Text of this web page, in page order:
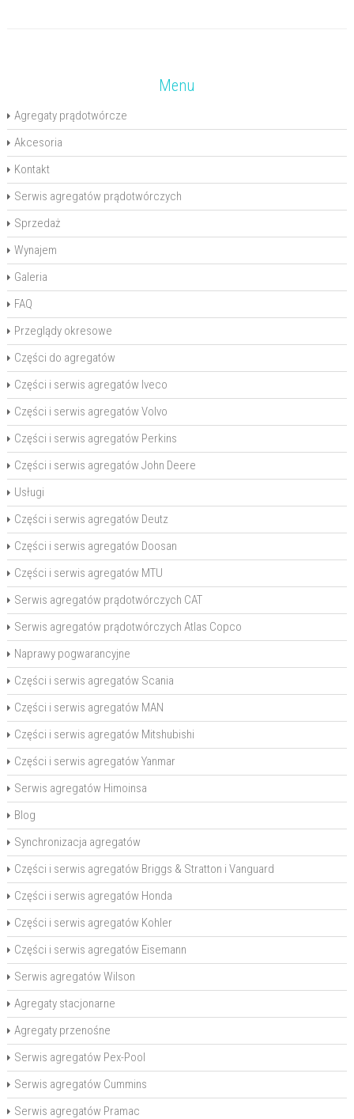
Menu
Agregaty prądotwórcze
Akcesoria
Kontakt
Serwis agregatów prądotwórczych
Sprzedaż
Wynajem
Galeria
FAQ
Przeglądy okresowe
Części do agregatów
Części i serwis agregatów Iveco
Części i serwis agregatów Volvo
Części i serwis agregatów Perkins
Części i serwis agregatów John Deere
Usługi
Części i serwis agregatów Deutz
Części i serwis agregatów Doosan
Części i serwis agregatów MTU
Serwis agregatów prądotwórczych CAT
Serwis agregatów prądotwórczych Atlas Copco
Naprawy pogwarancyjne
Części i serwis agregatów Scania
Części i serwis agregatów MAN
Części i serwis agregatów Mitshubishi
Części i serwis agregatów Yanmar
Serwis agregatów Himoinsa
Blog
Synchronizacja agregatów
Części i serwis agregatów Briggs & Stratton i Vanguard
Części i serwis agregatów Honda
Części i serwis agregatów Kohler
Części i serwis agregatów Eisemann
Serwis agregatów Wilson
Agregaty stacjonarne
Agregaty przenośne
Serwis agregatów Pex-Pool
Serwis agregatów Cummins
Serwis agregatów Pramac